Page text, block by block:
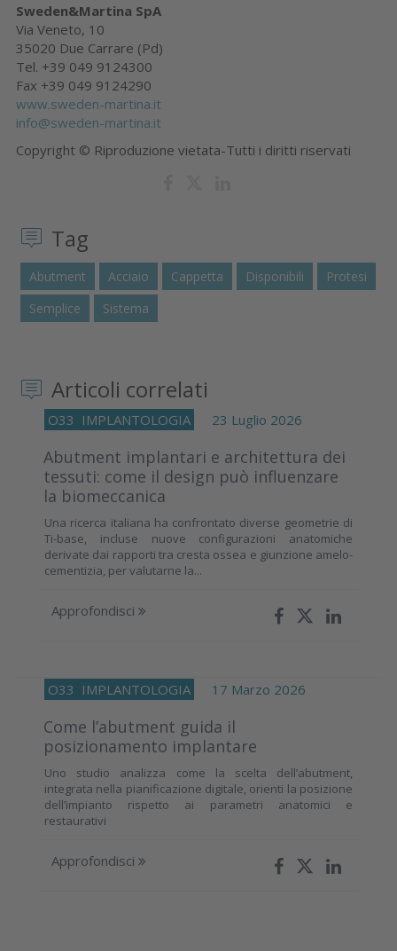
Sweden&Martina SpA
Via Veneto, 10
35020 Due Carrare (Pd)
Tel. +39 049 9124300
Fax +39 049 9124290
www.sweden-martina.it
info@sweden-martina.it
Copyright © Riproduzione vietata-Tutti i diritti riservati
Tag
Abutment Acciaio Cappetta Disponibili
Protesi
Semplice
Sistema
Articoli correlati
O33 IMPLANTOLOGIA 23 Luglio 2026
Abutment implantari e architettura dei
tessuti: come il design può influenzare
la biomeccanica
Una ricerca italiana ha confrontato diverse geometrie di
Ti-base, incluse nuove configurazioni anatomiche
derivate dai rapporti tra cresta ossea e giunzione amelo-
cementizia, per valutarne la...
Approfondisci
O33 IMPLANTOLOGIA 17 Marzo 2026
Come l’abutment guida il
posizionamento implantare
Uno studio analizza come la scelta dell’abutment,
integrata nella pianificazione digitale, orienti la posizione
dell’impianto rispetto ai parametri anatomici e
restaurativi
Approfondisci